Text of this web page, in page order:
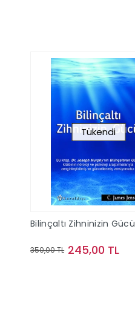
Tükendi
Bilinçaltı Zihninizin Gücü
350,00 TL 245,00 TL